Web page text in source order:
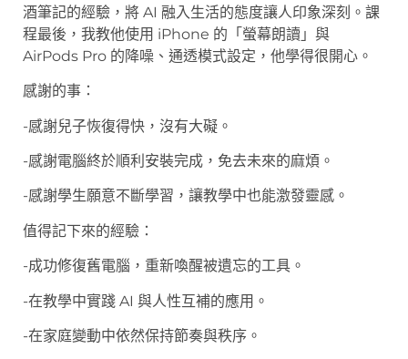
酒筆記的經驗，將 AI 融入生活的態度讓人印象深刻。課
程最後，我教他使用 iPhone 的「螢幕朗讀」與
AirPods Pro 的降噪、通透模式設定，他學得很開心。
感謝的事：
-感謝兒子恢復得快，沒有大礙。
-感謝電腦終於順利安裝完成，免去未來的麻煩。
-感謝學生願意不斷學習，讓教學中也能激發靈感。
值得記下來的經驗：
-成功修復舊電腦，重新喚醒被遺忘的工具。
-在教學中實踐 AI 與人性互補的應用。
-在家庭變動中依然保持節奏與秩序。